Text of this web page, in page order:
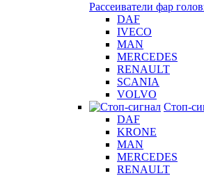
Рассеиватели фар
DAF
IVECO
MAN
MERCEDES
RENAULT
SCANIA
VOLVO
Стоп-
DAF
KRONE
MAN
MERCEDES
RENAULT